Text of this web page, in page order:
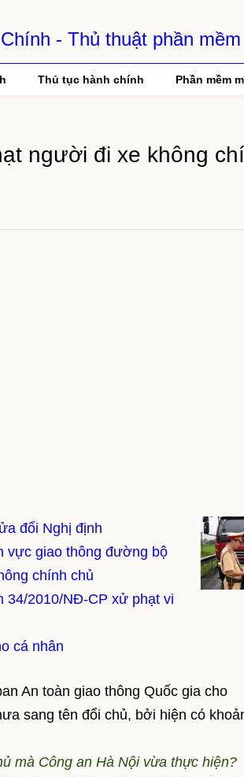
- Thủ thuật phần mềm
Thủ tục hành chính Phần mềm
người đi xe không
đổi Nghị định
vực giao thông đường bộ
chính chủ
34/2010/NĐ-CP xử phạt vi
cá nhân
An toàn giao thông Quốc gia cho
sang tên đổi chủ, bởi hiện có
mà Công an Hà Nội vừa thực hiện?